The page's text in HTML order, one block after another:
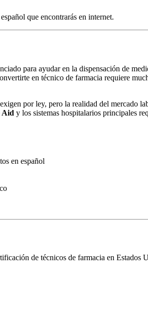
que encontrarás en internet.
para ayudar en la dispensación de
en técnico de farmacia requiere
por ley, pero la realidad del mercado
Aid y los sistemas hospitalarios principales
en español
de técnicos de farmacia en Estados